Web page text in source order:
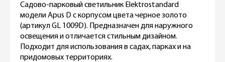
Садово-парковый светильник Elektrostandard
модели Apus D с корпусом цвета черное золото
(артикул GL 1009D). Предназначен для наружного
освещения и отличается стильным дизайном.
Подходит для использования в садах, парках и на
придомовых территориях.